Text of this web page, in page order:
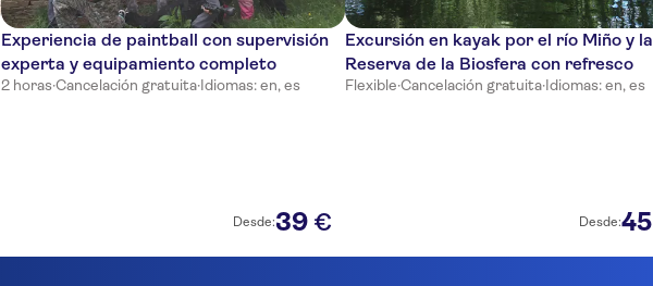
Experiencia de paintball con supervisión
experta y equipamiento completo
2 horas·Cancelación gratuita·Idiomas: en, es
Desde:39 €
Excursión en kayak por el río Miño y la
Reserva de la Biosfera con refresco
Flexible·Cancelación gratuita·Idiomas: en, es
Desde:45